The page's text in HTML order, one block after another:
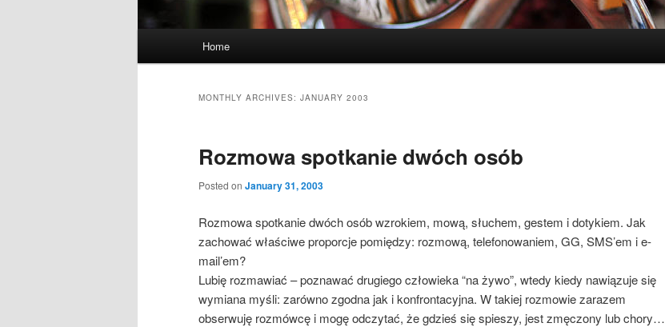
Home
MONTHLY ARCHIVES: JANUARY 2003
Rozmowa spotkanie dwóch osób
Posted on January 31, 2003
Rozmowa spotkanie dwóch osób wzrokiem, mową, słuchem, gestem i dotykiem. Jak
zachować właściwe proporcje pomiędzy: rozmową, telefonowaniem, GG, SMS’em i e-
mail’em?
Lubię rozmawiać – poznawać drugiego człowieka “na żywo”, wtedy kiedy nawiązuje się
wymiana myśli: zarówno zgodna jak i konfrontacyjna. W takiej rozmowie zarazem
obserwuję rozmówcę i mogę odczytać, że gdzieś się spieszy, jest zmęczony lub chory…